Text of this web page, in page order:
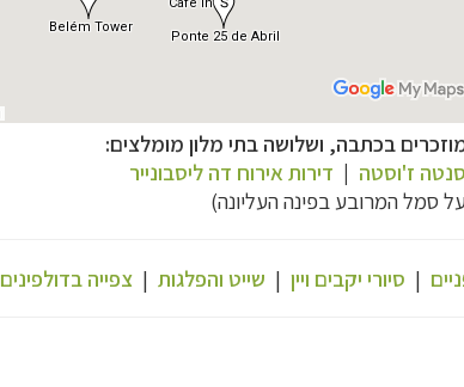
בכתבה, ושלושה בתי מלון מומלצים:
ז'וסטה | דירות אירוח דה ליסבונייר
סמל המרובע בפינה העליונה)
| סיורי יקבים ויין | שייט והפלגות | צפייה בדולפינים